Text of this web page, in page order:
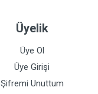
Üyelik
Üye Ol
Üye Girişi
Şifremi Unuttum